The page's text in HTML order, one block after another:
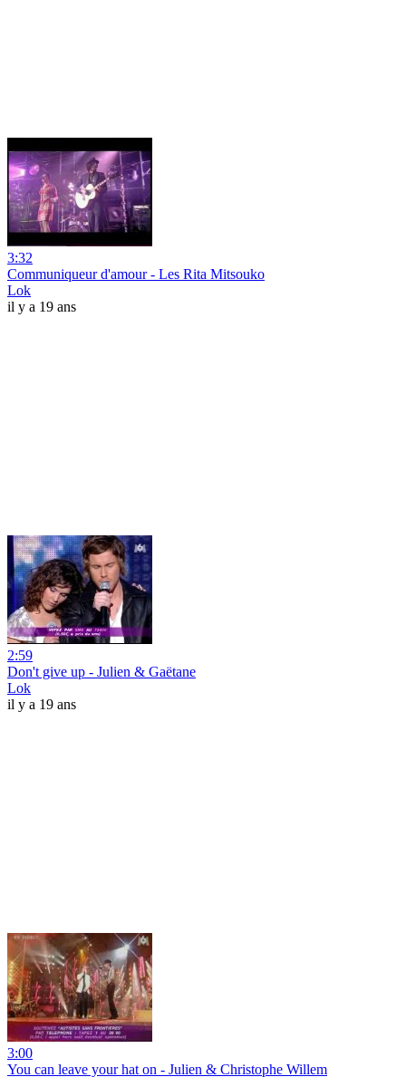
3:32
Communiqueur d'amour - Les Rita Mitsouko
Lok
il y a 19 ans
2:59
Don't give up - Julien & Gaëtane
Lok
il y a 19 ans
3:00
You can leave your hat on - Julien & Christophe Willem